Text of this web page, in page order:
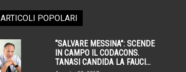
ARTICOLI POPOLARI
“SALVARE MESSINA”: SCENDE
IN CAMPO IL CODACONS.
TANASI CANDIDA LA FAUCI...